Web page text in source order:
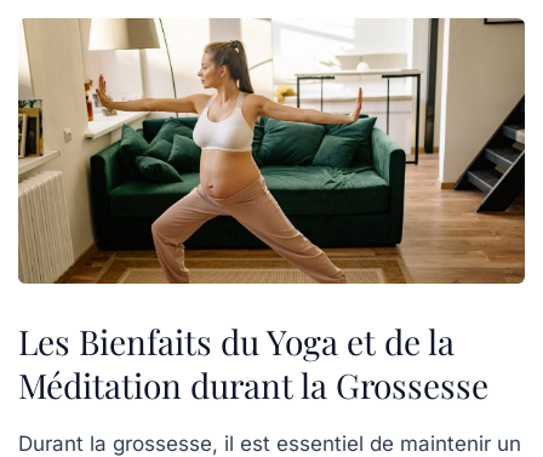
Les Bienfaits du Yoga et de la
Méditation durant la Grossesse
Durant la grossesse, il est essentiel de maintenir un